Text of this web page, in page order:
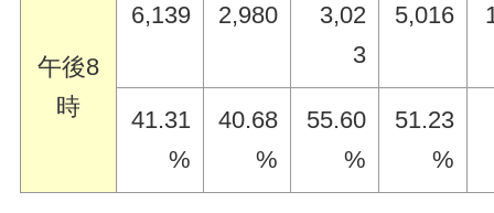
午後8
時
6,139 2,980
3,02
3
5,016
41.31
%
40.68
%
55.60
%
51.23
%